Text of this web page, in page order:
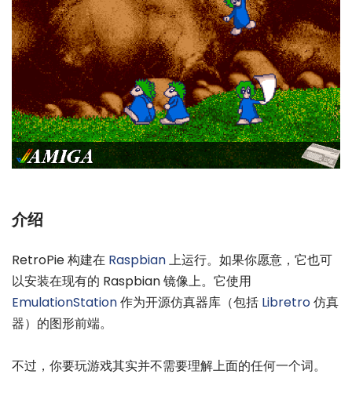
介绍
RetroPie 构建在 Raspbian上运行。如果你愿意，它也可
以安装在现有的 Raspbian 镜像上。它使用
EmulationStation作为开源仿真器库（包括 Libretro仿真
器）的图形前端。
不过，你要玩游戏其实并不需要理解上面的任何一个词。